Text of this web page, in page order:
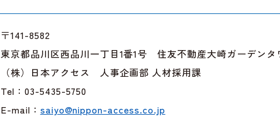
〒141-8582
東京都品川区西品川一丁目1番1号 住友不動産大崎ガーデンタ
（株）日本アクセス 人事企画部 人材採用課
Tel：03-5435-5750
E-mail： saiyo@nippon-access.co.jp